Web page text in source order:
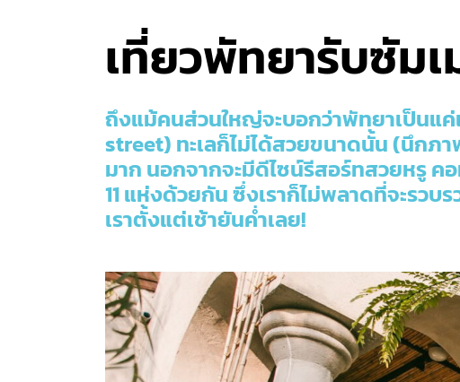
เที่ยวพัทยารับซัมเ
ถึงแม้คนส่วนใหญ่จะบอกว่าพัทยาเป็นแค่
street) ทะเลก็ไม่ได้สวยขนาดนั้น (นึกภ
มาก นอกจากจะมีดีไซน์รีสอร์ทสวยหรู ค
11 แห่งด้วยกัน ซึ่งเราก็ไม่พลาดที่จะรว
เราตั้งแต่เช้ายันค่ำเลย!